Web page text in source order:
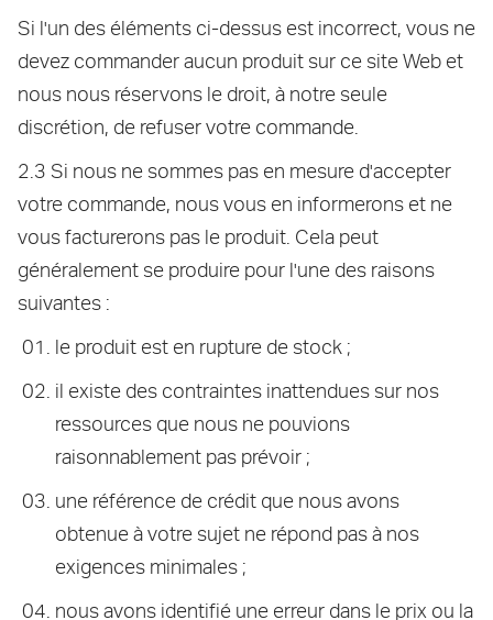
Si l'un des éléments ci-dessus est incorrect, vous ne
devez commander aucun produit sur ce site Web et
nous nous réservons le droit, à notre seule
discrétion, de refuser votre commande.
2.3 Si nous ne sommes pas en mesure d'accepter
votre commande, nous vous en informerons et ne
vous facturerons pas le produit. Cela peut
généralement se produire pour l'une des raisons
suivantes :
le produit est en rupture de stock ;
il existe des contraintes inattendues sur nos
ressources que nous ne pouvions
raisonnablement pas prévoir ;
une référence de crédit que nous avons
obtenue à votre sujet ne répond pas à nos
exigences minimales ;
nous avons identifié une erreur dans le prix ou la